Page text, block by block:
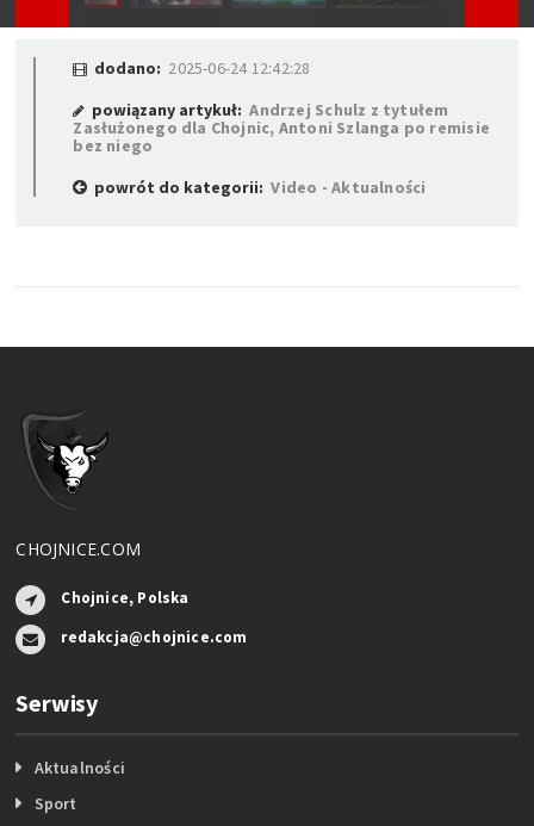
dodano: 2025-06-24 12:42:28
powiązany artykuł:Andrzej Schulz z tytułem
Zasłużonego dla Chojnic, Antoni Szlanga po remisie
bez niego
powrót do kategorii:Video - Aktualności
CHOJNICE.COM
Chojnice, Polska
redakcja@chojnice.com
Serwisy
Aktualności
Sport